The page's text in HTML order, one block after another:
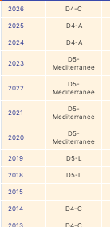
2026 D4-C
2025 D4-A
2024 D4-A
2023
D5-
Mediterranee
2022
D5-
Mediterranee
2021
D5-
Mediterranee
2020
D5-
Mediterranee
2019 D5-L
2018 D5-L
2015
2014 D4-C
2013 D4-C